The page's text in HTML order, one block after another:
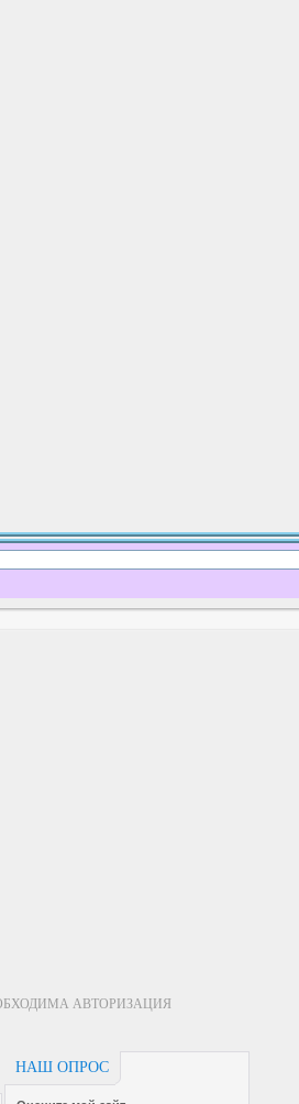
АВТОРИЗАЦИЯ
НАШ ОПРОС